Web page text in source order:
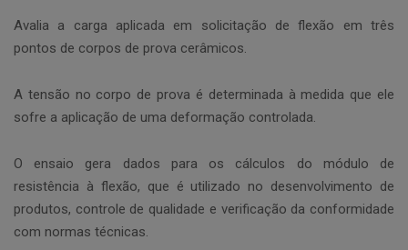
Avalia a carga aplicada em solicitação de flexão em três
pontos de corpos de prova cerâmicos.
A tensão no corpo de prova é determinada à medida que ele
sofre a aplicação de uma deformação controlada.
O ensaio gera dados para os cálculos do módulo de
resistência à flexão, que é utilizado no desenvolvimento de
produtos, controle de qualidade e verificação da conformidade
com normas técnicas.